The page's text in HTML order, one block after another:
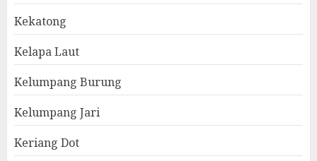
Kekatong
Kelapa Laut
Kelumpang Burung
Kelumpang Jari
Keriang Dot